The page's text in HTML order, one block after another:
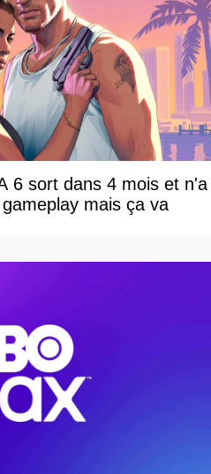
6 sort dans 4 mois et n'a
mais ça va